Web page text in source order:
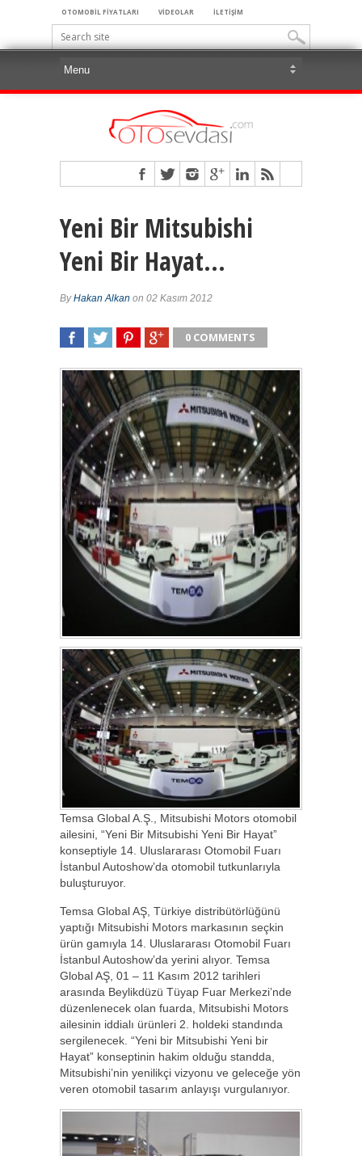
OTOMOBİL FİYATLARI VİDEOLAR İLETİŞİM
Yeni Bir Mitsubishi
Yeni Bir Hayat…
ByHakan Alkan on 02 Kasım 2012
0 COMMENTS
Temsa Global A.Ş., Mitsubishi Motors otomobil
ailesini, “Yeni Bir Mitsubishi Yeni Bir Hayat”
konseptiyle 14. Uluslararası Otomobil Fuarı
İstanbul Autoshow’da otomobil tutkunlarıyla
buluşturuyor.
Temsa Global AŞ, Türkiye distribütörlüğünü
yaptığı Mitsubishi Motors markasının seçkin
ürün gamıyla 14. Uluslararası Otomobil Fuarı
İstanbul Autoshow’da yerini alıyor. Temsa
Global AŞ, 01 – 11 Kasım 2012 tarihleri
arasında Beylikdüzü Tüyap Fuar Merkezi’nde
düzenlenecek olan fuarda, Mitsubishi Motors
ailesinin iddialı ürünleri 2. holdeki standında
sergilenecek. “Yeni bir Mitsubishi Yeni bir
Hayat” konseptinin hakim olduğu standda,
Mitsubishi’nin yenilikçi vizyonu ve geleceğe yön
veren otomobil tasarım anlayışı vurgulanıyor.